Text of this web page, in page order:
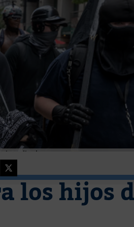
disolver
los hijos